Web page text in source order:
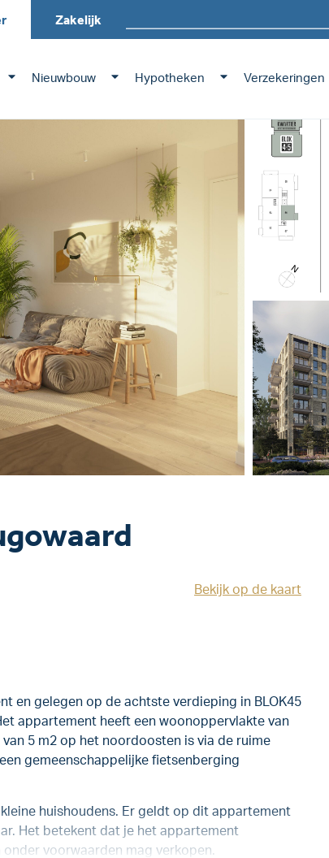
Zakelijk
Nieuwbouw Hypotheken Verzekeringen
Bekijk op de kaart
en gelegen op de achtste verdieping in BLOK45
appartement heeft een woonoppervlakte van
5 m2 op het noordoosten is via de ruime
gemeenschappelijke fietsenberging
huishoudens. Er geldt op dit appartement
Het betekent dat je het appartement
voorwaarden mag verkopen.